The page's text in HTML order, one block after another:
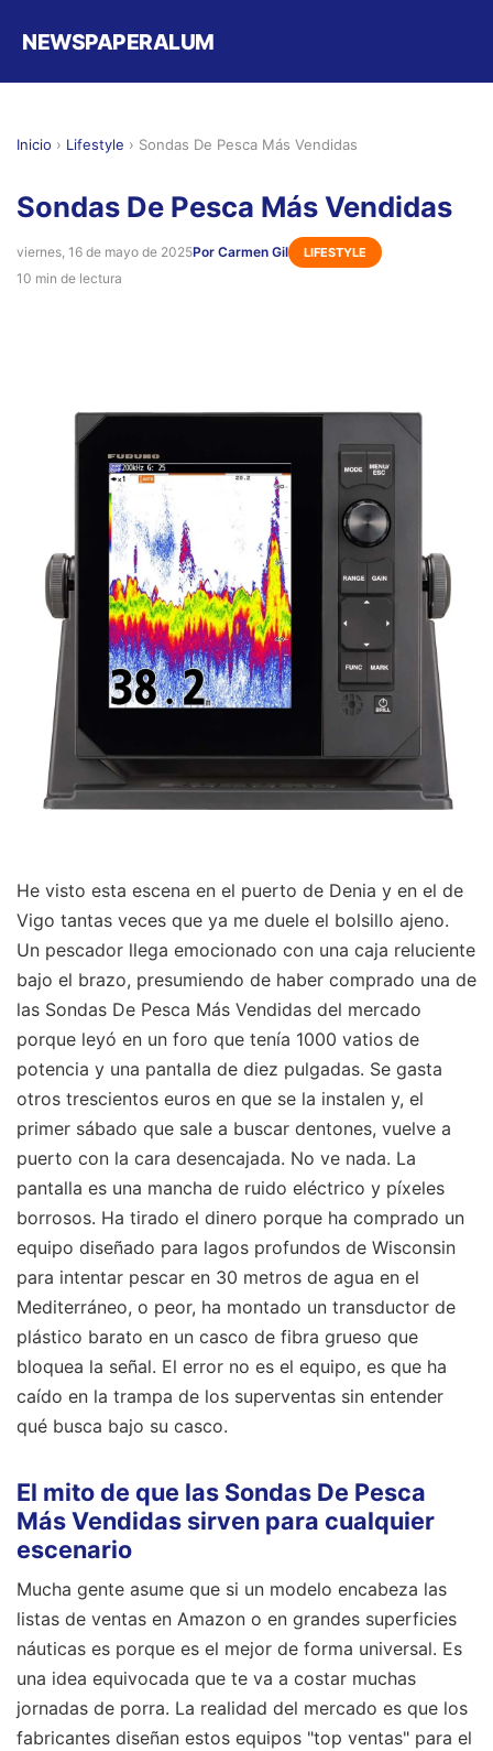
NEWSPAPERALUM
Inicio › Lifestyle › Sondas De Pesca Más Vendidas
Sondas De Pesca Más Vendidas
viernes, 16 de mayo de 2025Por Carmen Gil LIFESTYLE
10 min de lectura
He visto esta escena en el puerto de Denia y en el de
Vigo tantas veces que ya me duele el bolsillo ajeno.
Un pescador llega emocionado con una caja reluciente
bajo el brazo, presumiendo de haber comprado una de
las Sondas De Pesca Más Vendidas del mercado
porque leyó en un foro que tenía 1000 vatios de
potencia y una pantalla de diez pulgadas. Se gasta
otros trescientos euros en que se la instalen y, el
primer sábado que sale a buscar dentones, vuelve a
puerto con la cara desencajada. No ve nada. La
pantalla es una mancha de ruido eléctrico y píxeles
borrosos. Ha tirado el dinero porque ha comprado un
equipo diseñado para lagos profundos de Wisconsin
para intentar pescar en 30 metros de agua en el
Mediterráneo, o peor, ha montado un transductor de
plástico barato en un casco de fibra grueso que
bloquea la señal. El error no es el equipo, es que ha
caído en la trampa de los superventas sin entender
qué busca bajo su casco.
El mito de que las Sondas De Pesca
Más Vendidas sirven para cualquier
escenario
Mucha gente asume que si un modelo encabeza las
listas de ventas en Amazon o en grandes superficies
náuticas es porque es el mejor de forma universal. Es
una idea equivocada que te va a costar muchas
jornadas de porra. La realidad del mercado es que los
fabricantes diseñan estos equipos "top ventas" para el